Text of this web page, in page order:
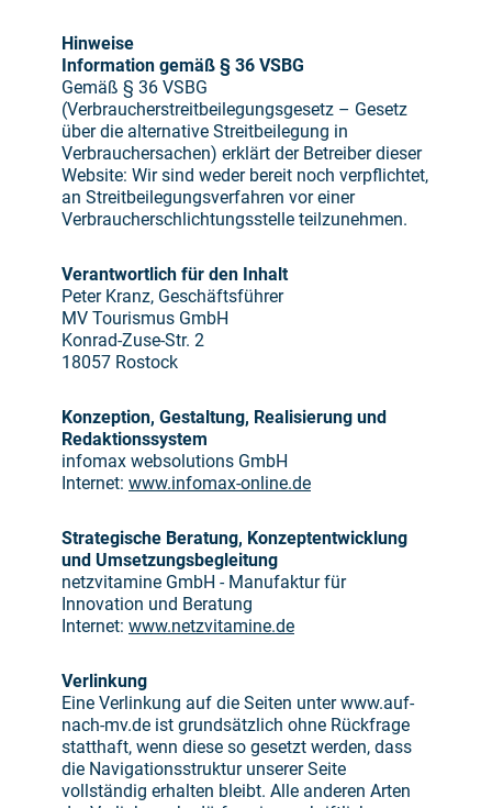
Hinweise
Information gemäß § 36 VSBG
Gemäß § 36 VSBG
(Verbraucherstreitbeilegungsgesetz – Gesetz
über die alternative Streitbeilegung in
Verbrauchersachen) erklärt der Betreiber dieser
Website: Wir sind weder bereit noch verpflichtet,
an Streitbeilegungsverfahren vor einer
Verbraucherschlichtungsstelle teilzunehmen.
Verantwortlich für den Inhalt
Peter Kranz, Geschäftsführer
MV Tourismus GmbH
Konrad-Zuse-Str. 2
18057 Rostock
Konzeption, Gestaltung, Realisierung und
Redaktionssystem
infomax websolutions GmbH
Internet: www.infomax-online.de
Strategische Beratung, Konzeptentwicklung
und Umsetzungsbegleitung
netzvitamine GmbH - Manufaktur für
Innovation und Beratung
Internet: www.netzvitamine.de
Verlinkung
Eine Verlinkung auf die Seiten unter www.auf-
nach-mv.de ist grundsätzlich ohne Rückfrage
statthaft, wenn diese so gesetzt werden, dass
die Navigationsstruktur unserer Seite
vollständig erhalten bleibt. Alle anderen Arten